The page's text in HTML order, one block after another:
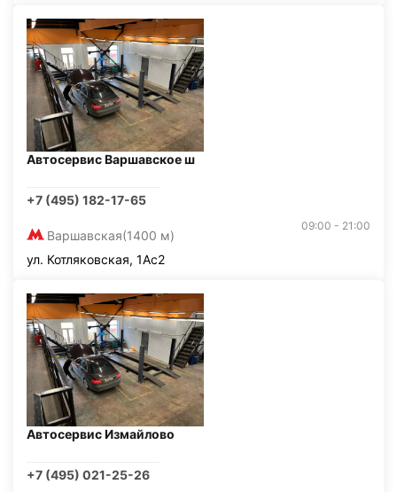
Автосервис Варшавское ш
+7 (495) 182-17-65
Варшавская(1400 м)
09:00 - 21:00
ул. Котляковская, 1Ас2
Автосервис Измайлово
+7 (495) 021-25-26